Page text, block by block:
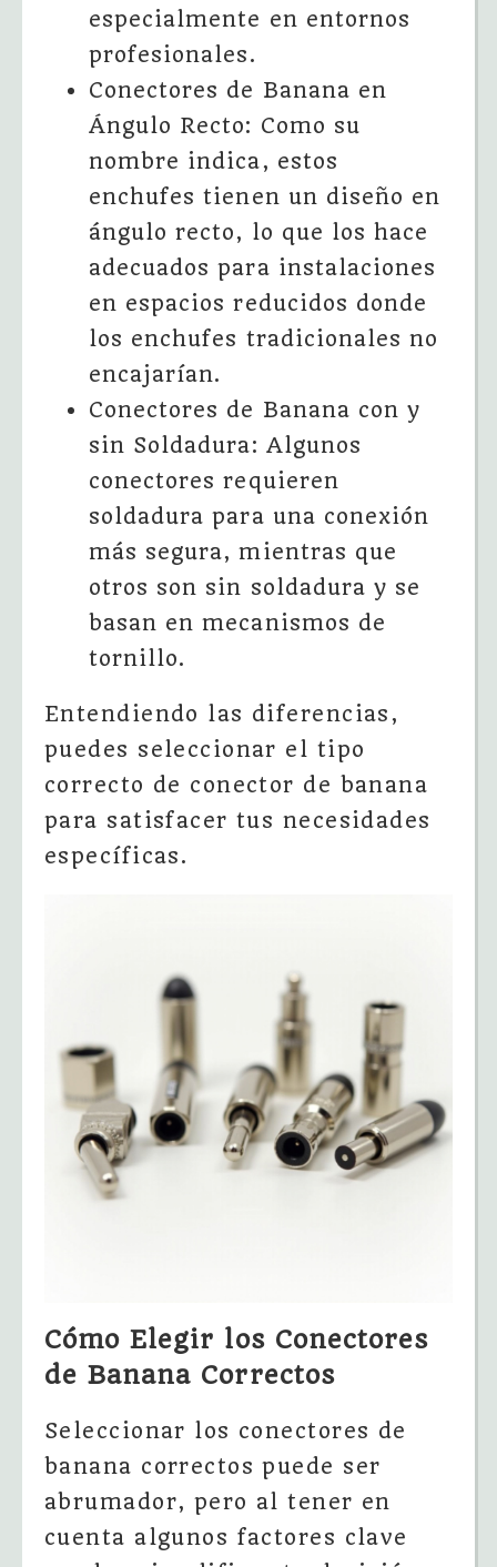
especialmente en entornos
profesionales.
Conectores de Banana en
Ángulo Recto: Como su
nombre indica, estos
enchufes tienen un diseño en
ángulo recto, lo que los hace
adecuados para instalaciones
en espacios reducidos donde
los enchufes tradicionales no
encajarían.
Conectores de Banana con y
sin Soldadura: Algunos
conectores requieren
soldadura para una conexión
más segura, mientras que
otros son sin soldadura y se
basan en mecanismos de
tornillo.
Entendiendo las diferencias,
puedes seleccionar el tipo
correcto de conector de banana
para satisfacer tus necesidades
específicas.
Cómo Elegir los Conectores
de Banana Correctos
Seleccionar los conectores de
banana correctos puede ser
abrumador, pero al tener en
cuenta algunos factores clave